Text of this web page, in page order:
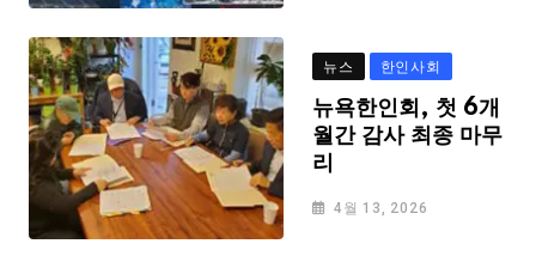
뉴스 한인사회
뉴욕한인회, 첫 6개
월간 감사 최종 마무
리
4월 13, 2026